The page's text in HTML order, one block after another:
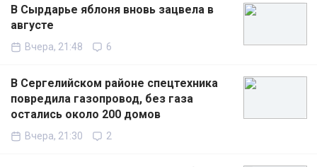
В Сырдарье яблоня вновь зацвела в
августе
Вчера, 21:48 6
В Сергелийском районе спецтехника
повредила газопровод, без газа
остались около 200 домов
Вчера, 21:30 2